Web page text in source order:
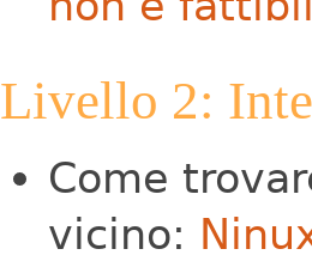
Livello 2:
Come
vicino: